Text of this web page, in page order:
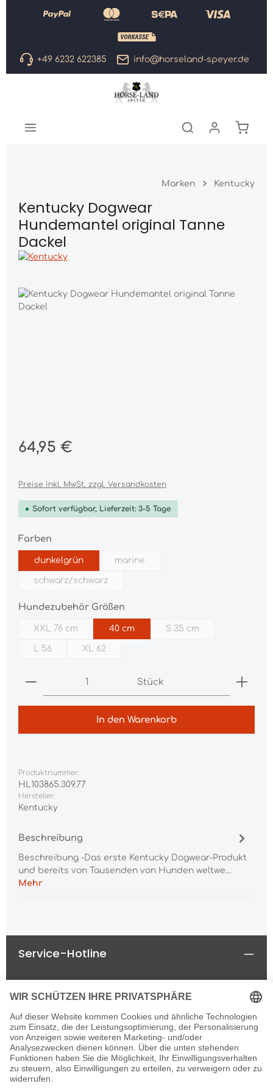
Zum Hauptinhalt springen
+49 6232 622385 info@horseland-speyer.de
Marken Kentucky
Kentucky Dogwear
Hundemantel original Tanne
Dackel
Bildergalerie überspringen
Regulärer Preis:
64,95 €
Preise inkl. MwSt. zzgl. Versandkosten
Sofort verfügbar, Lieferzeit: 3-5 Tage
Farben
dunkelgrün marine
schwarz/schwarz
Hundezubehör Größen
XXL 76 cm 40 cm S 35 cm
L 56 XL 62
Produkt Anzahl: Gib den gewünschten
Stück
In den Warenkorb
Produktnummer:
HL103865.309.77
Hersteller:
Kentucky
Beschreibung
Beschreibung -Das erste Kentucky Dogwear-Produkt
und bereits von Tausenden von Hunden weltwe…
Mehr
Service-Hotline
Rechtliches
Informationen
Newsletter